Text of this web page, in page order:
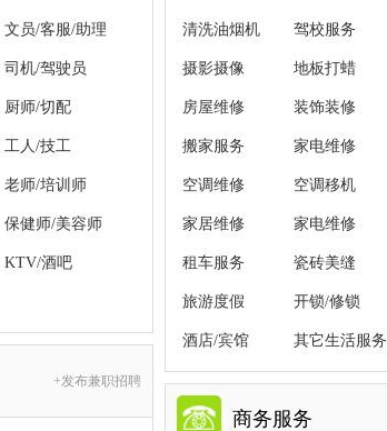
文员/客服/助理
司机/驾驶员
厨师/切配
工人/技工
老师/培训师
保健师/美容师
KTV/酒吧
+发布兼职招聘
清洗油烟机 驾校服务
摄影摄像 地板打蜡
房屋维修 装饰装修
搬家服务 家电维修
空调维修 空调移机
家居维修 家电维修
租车服务 瓷砖美缝
旅游度假 开锁/修锁
酒店/宾馆 其它生活服务
商务服务